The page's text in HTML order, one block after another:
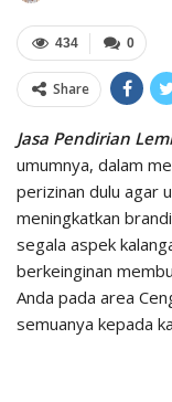
0
434
Share
Jasa Pendirian
umumnya, dalam
perizinan dulu agar
meningkatkan
segala aspek
berkeinginan
Anda pada area
semuanya kepada